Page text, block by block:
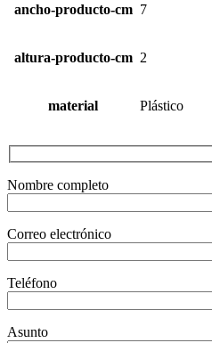
ancho-producto-cm 7
altura-producto-cm 2
material Plástico
Nombre completo
Correo electrónico
Teléfono
Asunto